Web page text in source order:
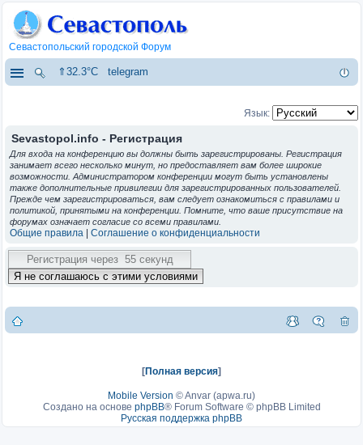
Севастопольский городской Форум
⇑32.3°C telegram
Язык:
Sevastopol.info - Регистрация
Для входа на конференцию вы должны быть зарегистрированы. Регистрация
занимает всего несколько минут, но предоставляет вам более широкие
возможности. Администратором конференции могут быть установлены
также дополнительные привилегии для зарегистрированных пользователей.
Прежде чем зарегистрироваться, вам следует ознакомиться с правилами и
политикой, принятыми на конференции. Помните, что ваше присутствие на
форумах означает согласие со всеми правилами.
Общие правила Соглашение о конфиденциальности
[Полная версия]
Mobile Version ©Anvar (apwa.ru)
Создано на основе phpBB® Forum Software © phpBB Limited
Русская поддержка phpBB